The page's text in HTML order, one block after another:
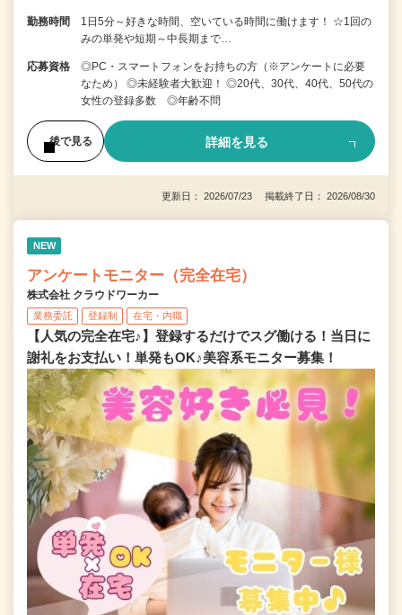
勤務時間
1日5分～好きな時間、空いている時間に働けます！ ☆1回の
みの単発や短期～中長期まで…
応募資格
◎PC・スマートフォンをお持ちの方（※アンケートに必要
なため） ◎未経験者大歓迎！ ◎20代、30代、40代、50代の
女性の登録多数 ◎年齢不問
後で見る 詳細を見る
更新日： 2026/07/23 掲載終了日： 2026/08/30
NEW
アンケートモニター（完全在宅）
株式会社 クラウドワーカー
業務委託 登録制 在宅・内職
【人気の完全在宅♪】登録するだけでスグ働ける！当日に
謝礼をお支払い！単発もOK♪美容系モニター募集！